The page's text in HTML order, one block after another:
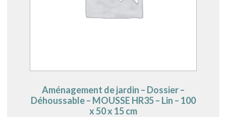
Aménagement de jardin – Dossier –
Déhoussable – MOUSSE HR35 – Lin – 100
x 50 x 15 cm